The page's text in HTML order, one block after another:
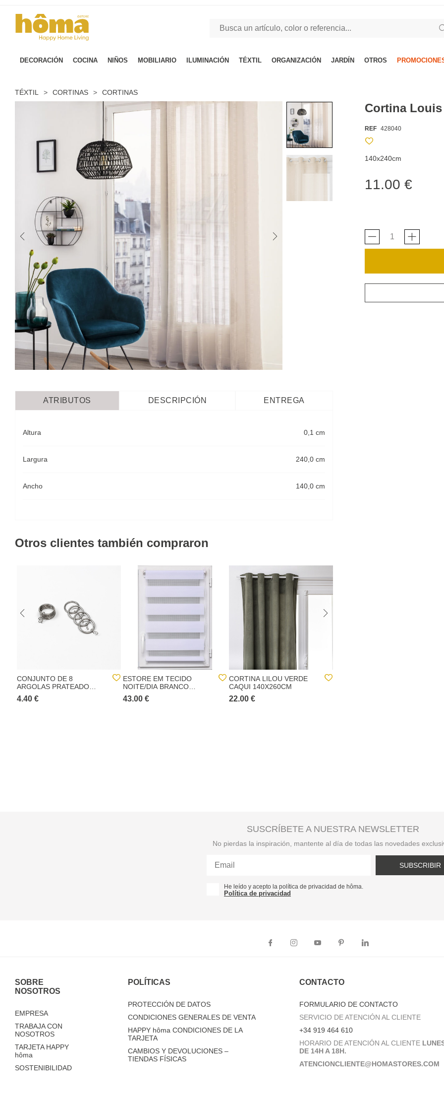
DECORACIÓN COCINA NIÑOS MOBILIARIO ILUMINACIÓN TÉXTIL ORGANIZACIÓN JARDÍN OTROS
TÉXTIL > CORTINAS > CORTINAS
Cortina Louis
REF 428040
140x240cm
11.00 €
ATRIBUTOS DESCRIPCIÓN ENTREGA
Altura 0,1 cm
Largura 240,0 cm
Ancho 140,0 cm
Otros clientes también compraron
CONJUNTO DE 8
ARGOLAS PRATEADO
D20CM
4.40 €
ESTORE EM TECIDO
NOITE/DIA BRANCO
147X180CM
43.00 €
CORTINA LILOU VERDE
CAQUI 140X260CM
22.00 €
SUSCRÍBETE A NUESTRA NEWSLETTER
No pierdas la inspiración, mantente al día de todas las novedades
SUBSCRIBIR
He leído y acepto la política de privacidad de hôma.
Política de privacidad
SOBRE
NOSOTROS
EMPRESA
TRABAJA CON
NOSOTROS
TARJETA HAPPY
hôma
SOSTENIBILIDAD
POLÍTICAS
PROTECCIÓN DE DATOS
CONDICIONES GENERALES DE VENTA
HAPPY hôma CONDICIONES DE LA
TARJETA
CAMBIOS Y DEVOLUCIONES –
TIENDAS FÍSICAS
CONTACTO
FORMULARIO DE CONTACTO
SERVICIO DE ATENCIÓN AL CLIENTE
+34 919 464 610
HORARIO DE ATENCIÓN AL CLIENTE
DE 14H A 18H.
ATENCIONCLIENTE@HOMASTORES.COM